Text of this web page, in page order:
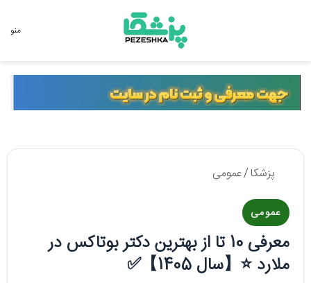
منو
پزشکا/عمومی
عمومی
معرفی 10 تا از بهترین دکتر بوتاکس در
ملارد ⭐【سال 1405】✅